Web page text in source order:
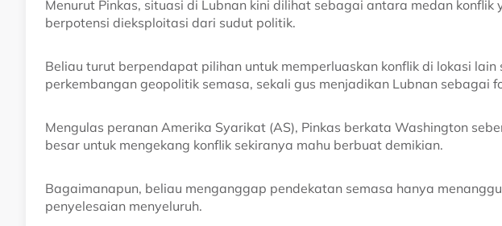
Menurut Pinkas, situasi di Lubnan kini dilihat sebagai antara medan konflik
berpotensi dieksploitasi dari sudut politik.
Beliau turut berpendapat pilihan untuk memperluaskan konflik di lokasi
perkembangan geopolitik semasa, sekali gus menjadikan Lubnan sebagai
Mengulas peranan Amerika Syarikat (AS), Pinkas berkata Washington
besar untuk mengekang konflik sekiranya mahu berbuat demikian.
Bagaimanapun, beliau menganggap pendekatan semasa hanya
penyelesaian menyeluruh.